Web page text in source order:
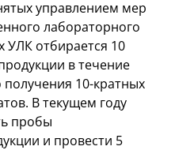
управлением мер
лабораторного
УЛК отбирается 10
в течение
получения 10-кратных
В текущем году
пробы
и провести 5